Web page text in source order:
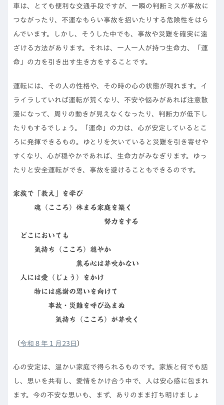
車は、とても便利な交通手段ですが、一瞬の判断ミスが事故に
つながったり、不運なもらい事故を招いたりする危険性をはら
んでいます。しかし、そうした中でも、事故や災難を確実に遠
ざける方法があります。それは、一人一人が持つ生命力、「運
命」の力を引き出す生き方をすることです。
運転には、その人の性格や、その時の心の状態が現れます。イ
ライラしていれば運転が荒くなり、不安や悩みがあれば注意散
漫になって、周りの動きが見えなくなったり、判断力が低下し
たりもするでしょう。「運命」の力は、心が安定しているとこ
ろに発揮できるもの。ゆとりを欠いていると災難を引き寄せや
すくなり、心が穏やかであれば、生命力がみなぎります。ゆっ
たりと安全運転ができ、事故を避けることもできるのです。
家族で「教え」を学び
魂（こころ）休まる家庭を築く
努力をする
どこにおいても
気持ち（こころ）穏やか
焦る心は芽吹かない
人には愛（じょう）をかけ
物には感謝の思いを向けて
事故・災難を呼び込まぬ
気持ち（こころ）が芽吹く
（令和８年１月23日 ）
心の安定は、温かい家庭で得られるものです。家族と何でも話
し、思いを共有し、愛情をかけ合う中で、人は安心感に包まれ
ます。今の不安な思いも、まず、ありのまま打ち明けましょ